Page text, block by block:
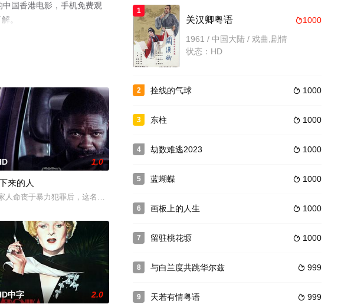
国香港电影，手机免费观
。
惨死在血泊之中，莉比幸运的逃过
而强硬的经济政策也导致失业率的不断攀升，各种反政府武装势力不断抬头，安定的社会治安
小到可以忽略不计。个人，如果勇敢地站出来想阻止时代洪流，多少像奋力扑向风车的唐吉坷德，往往
1.0
来的人
人命丧于暴力犯罪后，这名备受打击的网约车司机接了一位乘客，并因此不得不直面自己的悲痛。
中字 2.0
1
1000
关汉卿粤语
1961 / 中国大陆 / 戏曲,剧情
状态：HD
2  1000
拴线的气球
3  1000
东柱
4  1000
劫数难逃2023
5  1000
蓝蝴蝶
6  1000
画板上的人生
7  1000
留驻桃花塬
8  999
与白兰度共跳华尔兹
9  999
天若有情粤语